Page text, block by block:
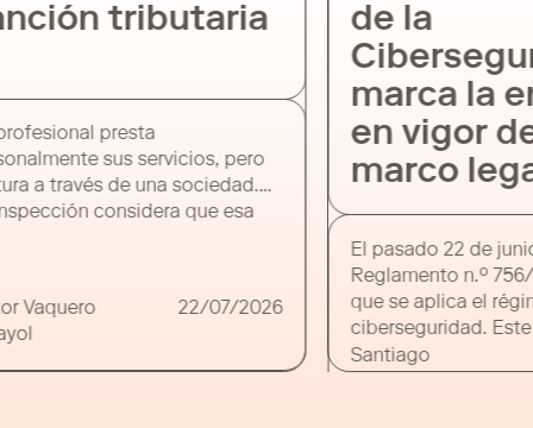
tributaria
presta
sus servicios, pero
a través de una sociedad.
considera que esa
una sanción. La cuestión
es si la mera utilización de
societaria basta para
Vaquero
22/07/2026
de la
marca la
en vigor
marco
El pasado 22 de
Reglamento n.º
que se aplica el
ciberseguridad.
junto con la puesta
Santiago